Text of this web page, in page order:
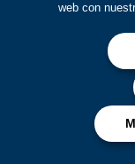
web con
Política de
Términos de uso